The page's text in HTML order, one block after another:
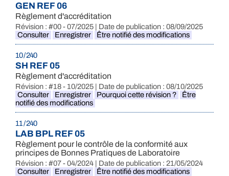
GEN REF 06
Règlement d'accréditation
Révision : #00 - 07/2025 | Date de publication : 08/09/2025
Consulter
Enregistrer Être notifié des modifications
10 / 240
SH REF 05
Règlement d'accréditation
Révision : #18 - 10/2025 | Date de publication : 08/10/2025
Consulter
Enregistrer Pourquoi cette révision ?
Être
notifié des modifications
11 / 240
LAB BPL REF 05
Règlement pour le contrôle de la conformité aux
principes de Bonnes Pratiques de Laboratoire
Révision : #07 - 04/2024 | Date de publication : 21/05/2024
Consulter
Enregistrer Être notifié des modifications